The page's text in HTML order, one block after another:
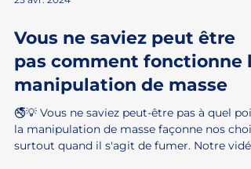
25 avr. 2024
Vous ne saviez peut être
pas comment fonctionne
manipulation de masse
🚭💡 Vous ne saviez peut-être pas à quel